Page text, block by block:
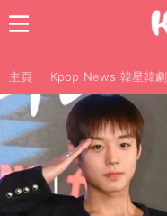
主頁 Kpop News 韓星韓劇